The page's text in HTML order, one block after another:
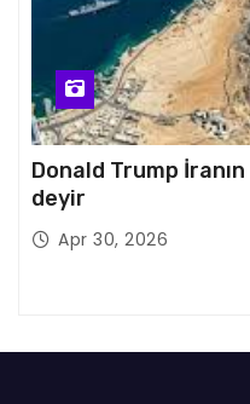
Donald Trump
deyir
Apr 30, 2026